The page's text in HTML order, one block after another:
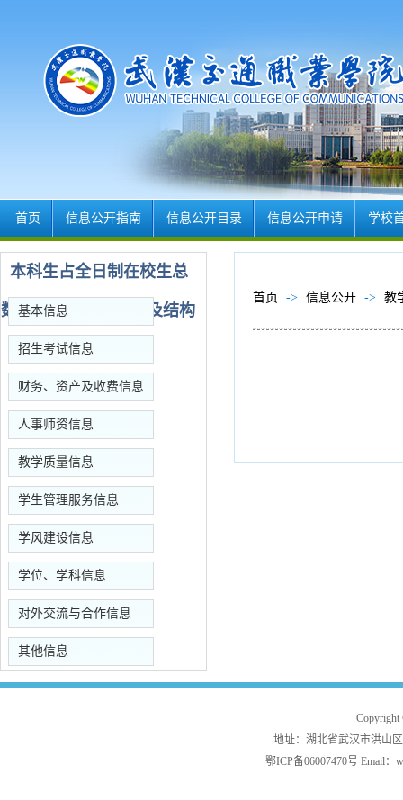
首页 信息公开指南 信息公开目录 信息公开申请 学校
本科生占全日制在校生总
数的比例、教师数量及结构
基本信息
招生考试信息
财务、资产及收费信息
人事师资信息
教学质量信息
学生管理服务信息
学风建设信息
学位、学科信息
对外交流与合作信息
其他信息
首页 -> 信息公开 -> 教
地址：湖北省武汉市洪山
鄂ICP备06007470号 Email：